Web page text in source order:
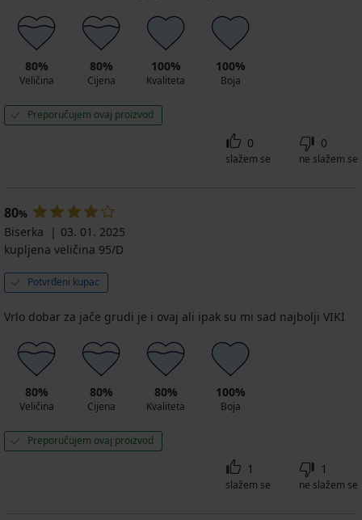
80%
Veličina
80%
Cijena
100%
Kvaliteta
100%
Boja
Preporučujem ovaj proizvod
0
slažem se
0
ne slažem se
80%
Biserka
03. 01. 2025
kupljena veličina 95/D
Potvrđeni kupac
Vrlo dobar za jače grudi je i ovaj ali ipak su mi sad najbolji VIKI
80%
Veličina
80%
Cijena
80%
Kvaliteta
100%
Boja
Preporučujem ovaj proizvod
1
slažem se
1
ne slažem se